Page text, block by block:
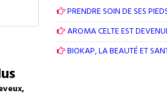
PRENDRE SOIN DE SES
AROMA CELTE EST
BIOKAP, LA BEAUTÉ ET